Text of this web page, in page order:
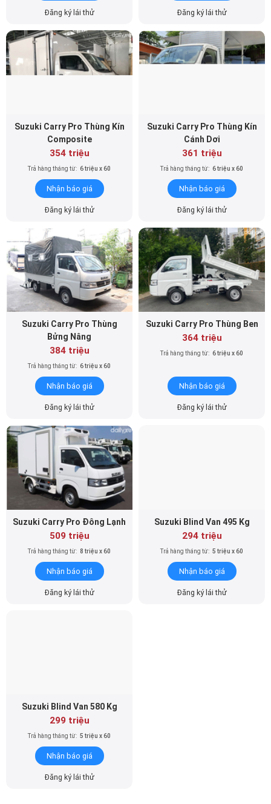
Đăng ký lái thử Đăng ký lái thử
Suzuki Carry Pro Thùng Kín
Composite
354 triệu
Trả hàng tháng từ: 6 triệu x 60
Nhận báo giá
Đăng ký lái thử
Suzuki Carry Pro Thùng Kín
Cánh Dơi
361 triệu
Trả hàng tháng từ: 6 triệu x 60
Nhận báo giá
Đăng ký lái thử
Suzuki Carry Pro Thùng
Bửng Nâng
384 triệu
Trả hàng tháng từ: 6 triệu x 60
Nhận báo giá
Đăng ký lái thử
Suzuki Carry Pro Thùng Ben
364 triệu
Trả hàng tháng từ: 6 triệu x 60
Nhận báo giá
Đăng ký lái thử
Suzuki Carry Pro Đông Lạnh
509 triệu
Trả hàng tháng từ: 8 triệu x 60
Nhận báo giá
Đăng ký lái thử
Suzuki Blind Van 495 Kg
294 triệu
Trả hàng tháng từ: 5 triệu x 60
Nhận báo giá
Đăng ký lái thử
Suzuki Blind Van 580 Kg
299 triệu
Trả hàng tháng từ: 5 triệu x 60
Nhận báo giá
Đăng ký lái thử